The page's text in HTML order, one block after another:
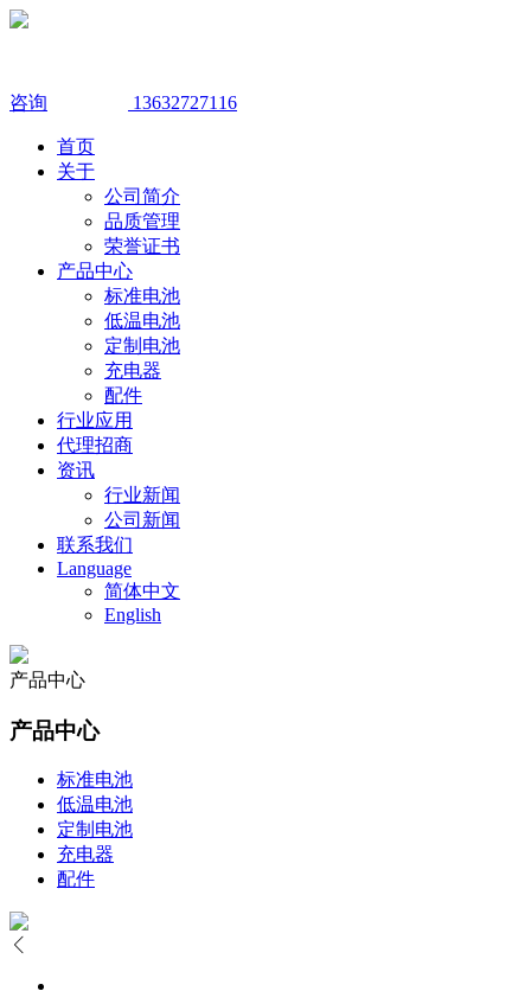
咨询 13632727116
首页
关于
公司简介
品质管理
荣誉证书
产品中心
标准电池
低温电池
定制电池
充电器
配件
行业应用
代理招商
资讯
行业新闻
公司新闻
联系我们
Language
简体中文
English
产品中心
产品中心
标准电池
低温电池
定制电池
充电器
配件